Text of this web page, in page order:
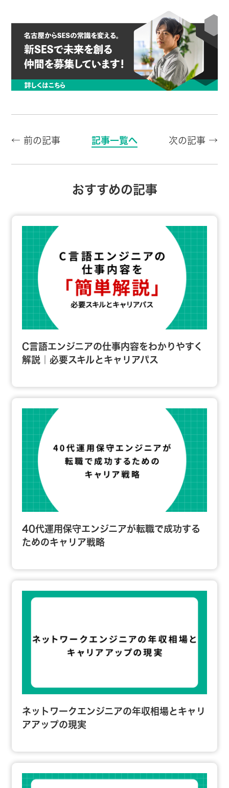
← 前の記事 記事一覧へ 次の記事 →
おすすめの記事
C言語エンジニアの仕事内容をわかりやすく
解説｜必要スキルとキャリアパス
40代運用保守エンジニアが転職で成功する
ためのキャリア戦略
ネットワークエンジニアの年収相場とキャリ
アアップの現実